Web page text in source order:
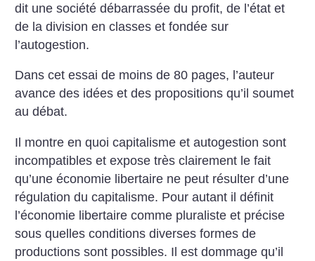
dit une société débarrassée du profit, de l’état et
de la division en classes et fondée sur
l’autogestion.
Dans cet essai de moins de 80 pages, l’auteur
avance des idées et des propositions qu’il soumet
au débat.
Il montre en quoi capitalisme et autogestion sont
incompatibles et expose très clairement le fait
qu’une économie libertaire ne peut résulter d’une
régulation du capitalisme. Pour autant il définit
l’économie libertaire comme pluraliste et précise
sous quelles conditions diverses formes de
productions sont possibles. Il est dommage qu’il